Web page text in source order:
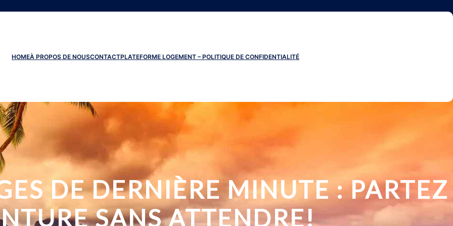
HOMEÀ PROPOS DE NOUSCONTACTPLATEFORME LOGEMENT – POLITIQUE DE CONFIDENTIALITÉ
DE DERNIÈRE MINUTE : PARTEZ
SANS ATTENDRE!